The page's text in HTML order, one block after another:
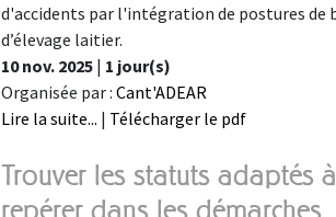
d'accidents par l'intégration de postures de
d’élevage laitier.
10 nov. 2025 | 1 jour(s)
Organisée par : Cant'ADEAR
Lire la suite... | Télécharger le pdf
Trouver les statuts adaptés